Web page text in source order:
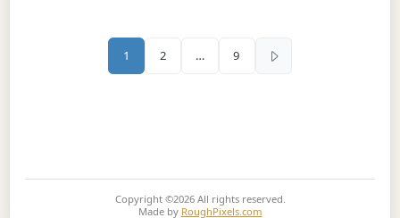
Sidepaginering
1 2 … 9
Copyright ©2026 All rights reserved.
Made by RoughPixels.com